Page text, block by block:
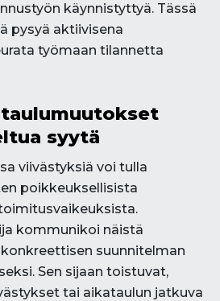
käynnistyttyä. Tässä
pysyä aktiivisena
työmaan tilannetta
syytä
viivästyksiä voi tulla
poikkeuksellisista
kommunikoi näistä
suunnitelman
Sen sijaan toistuvat,
tai aikataulun jatkuva